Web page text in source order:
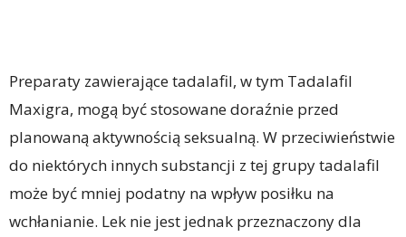
Preparaty zawierające tadalafil, w tym Tadalafil
Maxigra, mogą być stosowane doraźnie przed
planowaną aktywnością seksualną. W przeciwieństwie
do niektórych innych substancji z tej grupy tadalafil
może być mniej podatny na wpływ posiłku na
wchłanianie. Lek nie jest jednak przeznaczony dla